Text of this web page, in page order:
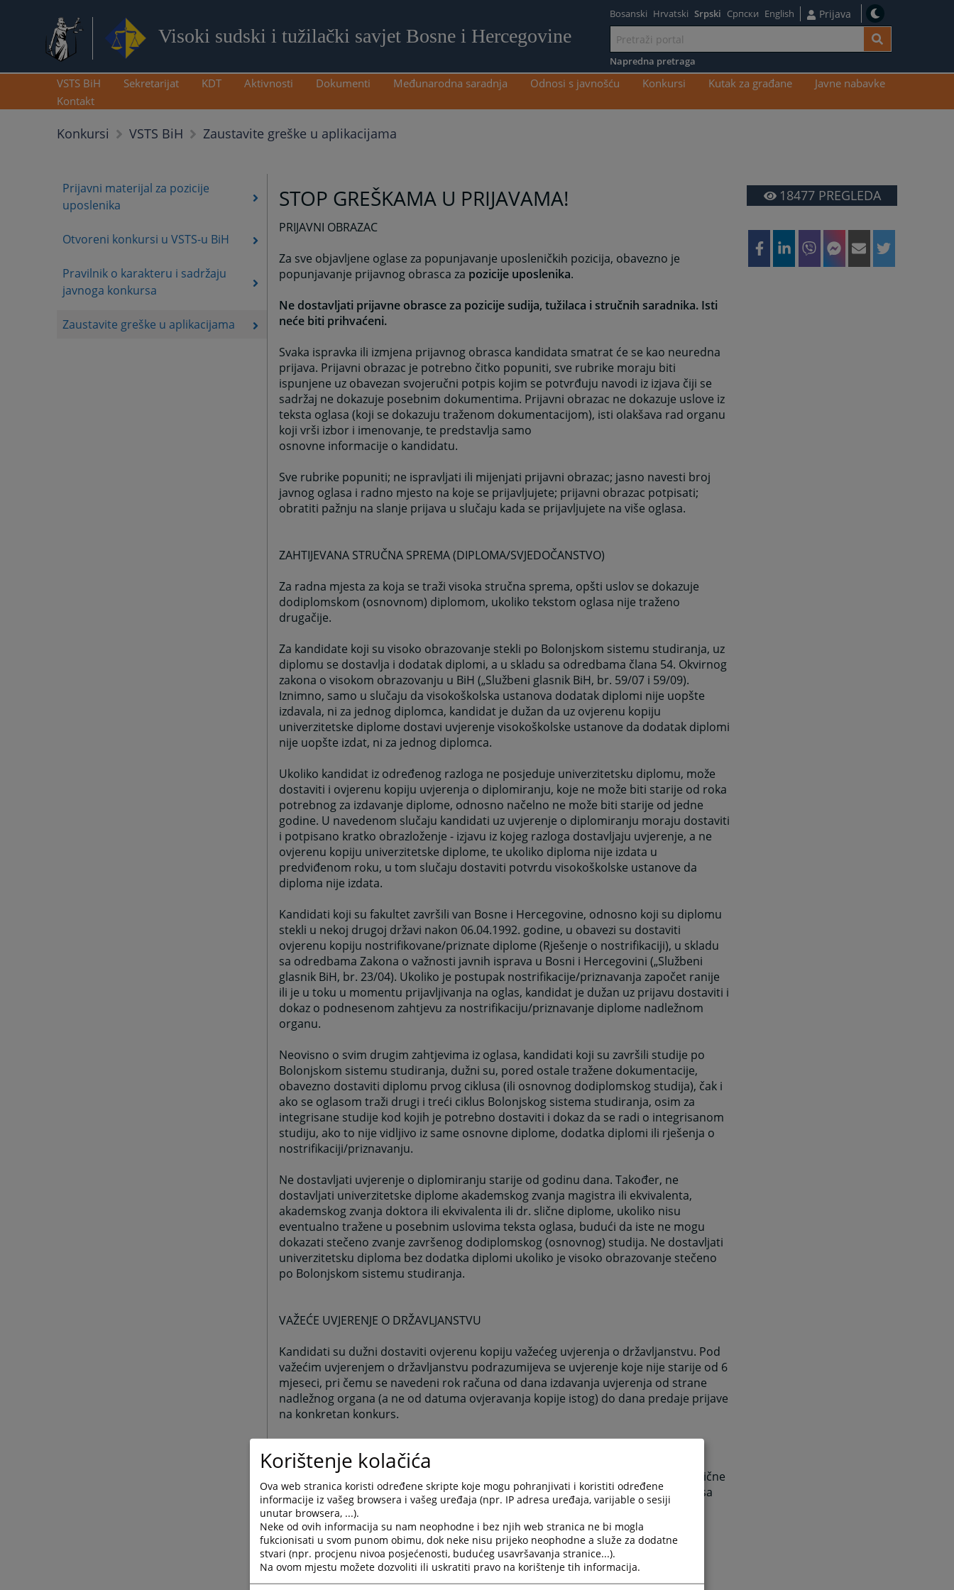
Visoki sudski i tužilački savjet Bosne i Hercegovine
sadržaj
Bosanski Hrvatski Srpski Српски English Prijava
Napredna pretraga
VSTS BiH Sekretarijat KDT Aktivnosti Dokumenti Međunarodna saradnja Odnosi s javnošću Konkursi Kutak za građane
Javne nabavke
Kontakt
Konkursi VSTS BiH Zaustavite greške u aplikacijama
Prijavni materijal za pozicije
uposlenika
Otvoreni konkursi u VSTS-u BiH
Pravilnik o karakteru i sadržaju
javnoga konkursa
Zaustavite greške u aplikacijama
STOP GREŠKAMA U PRIJAVAMA!
PRIJAVNI OBRAZAC
Za sve objavljene oglase za popunjavanje uposleničkih pozicija, obavezno je
popunjavanje prijavnog obrasca za pozicije uposlenika.
Ne dostavljati prijavne obrasce za pozicije sudija, tužilaca i stručnih saradnika. Isti
neće biti prihvaćeni.
Svaka ispravka ili izmjena prijavnog obrasca kandidata smatrat će se kao neuredna
prijava. Prijavni obrazac je potrebno čitko popuniti, sve rubrike moraju biti
ispunjene uz obavezan svojeručni potpis kojim se potvrđuju navodi iz izjava čiji se
sadržaj ne dokazuje posebnim dokumentima. Prijavni obrazac ne dokazuje uslove iz
teksta oglasa (koji se dokazuju traženom dokumentacijom), isti olakšava rad organu
koji vrši izbor i imenovanje, te predstavlja samo
osnovne informacije o kandidatu.
Sve rubrike popuniti; ne ispravljati ili mijenjati prijavni obrazac; jasno navesti broj
javnog oglasa i radno mjesto na koje se prijavljujete; prijavni obrazac potpisati;
obratiti pažnju na slanje prijava u slučaju kada se prijavljujete na više oglasa.
ZAHTIJEVANA STRUČNA SPREMA (DIPLOMA/SVJEDOČANSTVO)
Za radna mjesta za koja se traži visoka stručna sprema, opšti uslov se dokazuje
dodiplomskom (osnovnom) diplomom, ukoliko tekstom oglasa nije traženo
drugačije.
Za kandidate koji su visoko obrazovanje stekli po Bolonjskom sistemu studiranja, uz
diplomu se dostavlja i dodatak diplomi, a u skladu sa odredbama člana 54. Okvirnog
zakona o visokom obrazovanju u BiH („Službeni glasnik BiH, br. 59/07 i 59/09).
Iznimno, samo u slučaju da visokoškolska ustanova dodatak diplomi nije uopšte
izdavala, ni za jednog diplomca, kandidat je dužan da uz ovjerenu kopiju
univerzitetske diplome dostavi uvjerenje visokoškolske ustanove da dodatak diplomi
nije uopšte izdat, ni za jednog diplomca.
Ukoliko kandidat iz određenog razloga ne posjeduje univerzitetsku diplomu, može
dostaviti i ovjerenu kopiju uvjerenja o diplomiranju, koje ne može biti starije od roka
potrebnog za izdavanje diplome, odnosno načelno ne može biti starije od jedne
godine. U navedenom slučaju kandidati uz uvjerenje o diplomiranju moraju dostaviti
i potpisano kratko obrazloženje - izjavu iz kojeg razloga dostavljaju uvjerenje, a ne
ovjerenu kopiju univerzitetske diplome, te ukoliko diploma nije izdata u
predviđenom roku, u tom slučaju dostaviti potvrdu visokoškolske ustanove da
diploma nije izdata.
Kandidati koji su fakultet završili van Bosne i Hercegovine, odnosno koji su diplomu
stekli u nekoj drugoj državi nakon 06.04.1992. godine, u obavezi su dostaviti
ovjerenu kopiju nostrifikovane/priznate diplome (Rješenje o nostrifikaciji), u skladu
sa odredbama Zakona o važnosti javnih isprava u Bosni i Hercegovini („Službeni
glasnik BiH, br. 23/04). Ukoliko je postupak nostrifikacije/priznavanja započet ranije
ili je u toku u momentu prijavljivanja na oglas, kandidat je dužan uz prijavu dostaviti i
dokaz o podnesenom zahtjevu za nostrifikaciju/priznavanje diplome nadležnom
organu.
Neovisno o svim drugim zahtjevima iz oglasa, kandidati koji su završili studije po
Bolonjskom sistemu studiranja, dužni su, pored ostale tražene dokumentacije,
obavezno dostaviti diplomu prvog ciklusa (ili osnovnog dodiplomskog studija), čak i
ako se oglasom traži drugi i treći ciklus Bolonjskog sistema studiranja, osim za
integrisane studije kod kojih je potrebno dostaviti i dokaz da se radi o integrisanom
studiju, ako to nije vidljivo iz same osnovne diplome, dodatka diplomi ili rješenja o
nostrifikaciji/priznavanju.
Ne dostavljati uvjerenje o diplomiranju starije od godinu dana. Također, ne
dostavljati univerzitetske diplome akademskog zvanja magistra ili ekvivalenta,
akademskog zvanja doktora ili ekvivalenta ili dr. slične diplome, ukoliko nisu
eventualno tražene u posebnim uslovima teksta oglasa, budući da iste ne mogu
dokazati stečeno zvanje završenog dodiplomskog (osnovnog) studija. Ne dostavljati
univerzitetsku diploma bez dodatka diplomi ukoliko je visoko obrazovanje stečeno
po Bolonjskom sistemu studiranja.
VAŽEĆE UVJERENJE O DRŽAVLJANSTVU
Kandidati su dužni dostaviti ovjerenu kopiju važećeg uvjerenja o državljanstvu. Pod
važećim uvjerenjem o državljanstvu podrazumijeva se uvjerenje koje nije starije od 6
mjeseci, pri čemu se navedeni rok računa od dana izdavanja uvjerenja od strane
nadležnog organa (a ne od datuma ovjeravanja kopije istog) do dana predaje prijave
na konkretan konkurs.
U pogledu dokazivanja državljanstva i starosne dobi ne treba dostavljati kopiju lične
karte, obavještenje/obavijest da je uveden u evidenciju prebivališta – boravišta sa
ličnim (osobnim) podacima (obrazac prijava/odjava), nevažeće uvjerenje o
državljanstvu, odnosno, uvjerenje starije od šest mjeseci od dana izdavanja od
strane nadležnog organa.
DOKAZ O TRAŽENOJ VRSTI RADNOG ISKUSTVA
18477PREGLEDA
Korištenje kolačića
Ova web stranica koristi određene skripte koje mogu pohranjivati i koristiti određene
informacije iz vašeg browsera i vašeg uređaja (npr. IP adresa uređaja, varijable o sesiji
unutar browsera, ...).
Neke od ovih informacija su nam neophodne i bez njih web stranica ne bi mogla
fukcionisati u svom punom obimu, dok neke nisu prijeko neophodne a služe za dodatne
stvari (npr. procjenu nivoa posjećenosti, budućeg usavršavanja stranice...).
Na ovom mjestu možete dozvoliti ili uskratiti pravo na korištenje tih informacija.